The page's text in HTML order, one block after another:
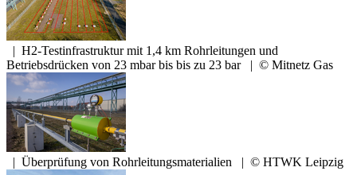
| H2-Testinfrastruktur mit 1,4 km Rohrleitungen und
Betriebsdrücken von 23 mbar bis bis zu 23 bar| © Mitnetz Gas
| Überprüfung von Rohrleitungsmaterialien | © HTWK Leipzig